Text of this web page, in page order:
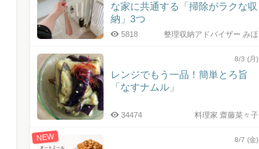
な家に共通する「掃除がラクな収
納」3つ
整理収納アドバイザー みほ
5818
8/3 (月)
レンジでもう一品！簡単とろ旨
「なすナムル」
料理家 齋藤菜々子
34474
NEW 8/7 (金)